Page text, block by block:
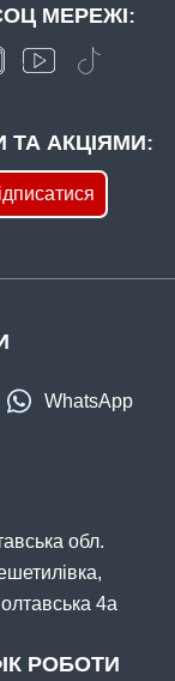
ТА АКЦІЯМИ:
МЕРЕЖІ:
обл.
4а
РОБОТИ
WhatsApp